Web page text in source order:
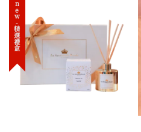
new-精選禮盒